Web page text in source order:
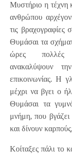
Μυστήριο η τέχνη
ανθρώπου
τις βραχογραφίες
Θυμάσαι τα
ώρες πολλές
ανακαλύψουν
επικοινωνίας. Η
μέχρι να βγει ο
Θυμάσαι τα
μνήμη, που
και δίνουν
Κοίταξες πάλι το